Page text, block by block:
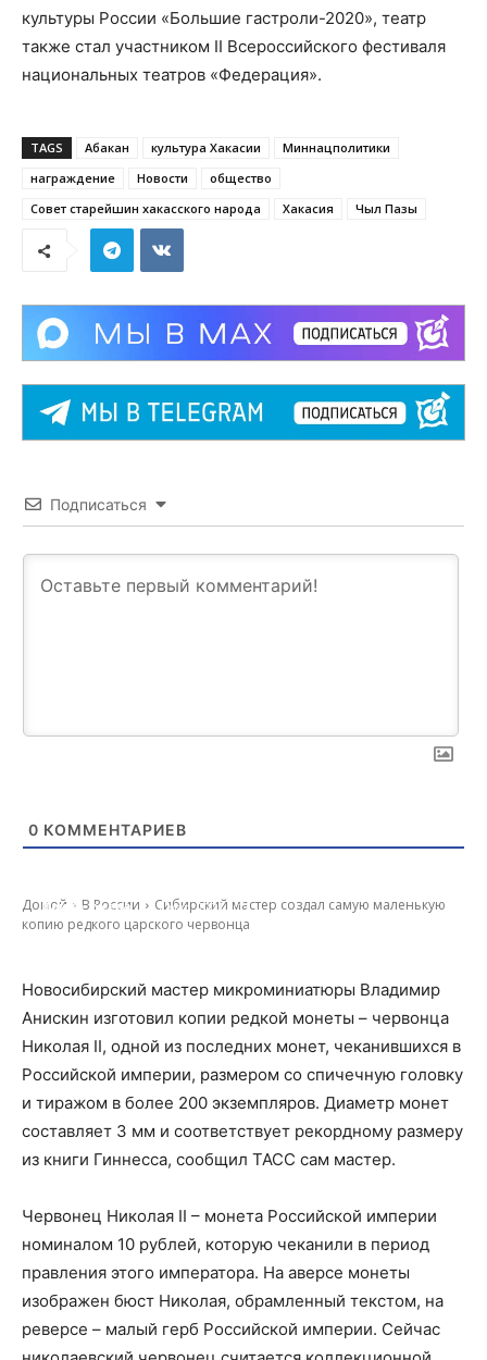
культуры России «Большие гастроли-2020», театр
также стал участником II Всероссийского фестиваля
национальных театров «Федерация».
TAGS Абакан культура Хакасии
Миннацполитики
награждение
Новости
общество
Совет старейшин хакасского народа
Хакасия Чыл Пазы
Подписаться
0 КОММЕНТАРИЕВ